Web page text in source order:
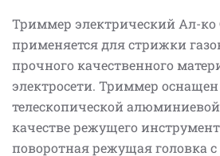
Триммер электрический Aл-ко
применяется для стрижки
прочного качественного
электросети. Триммер
телескопической
качестве режущего
поворотная режущая головка с